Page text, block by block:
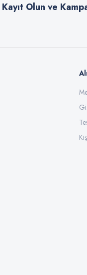
daha pahalı.
olmalı.
Olun ve